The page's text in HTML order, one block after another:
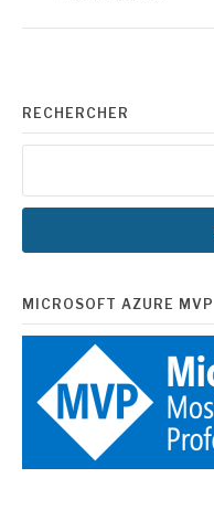
RECHERCHER
MICROSOFT AZURE MVP